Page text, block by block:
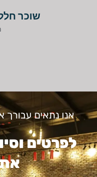
שוכר
אנו נתאים
לפרטים